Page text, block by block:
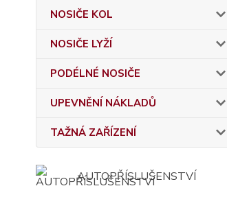
NOSIČE KOL
NOSIČE LYŽÍ
PODÉLNÉ NOSIČE
UPEVNĚNÍ NÁKLADŮ
TAŽNÁ ZAŘÍZENÍ
AUTOPŘÍSLUŠENSTVÍ